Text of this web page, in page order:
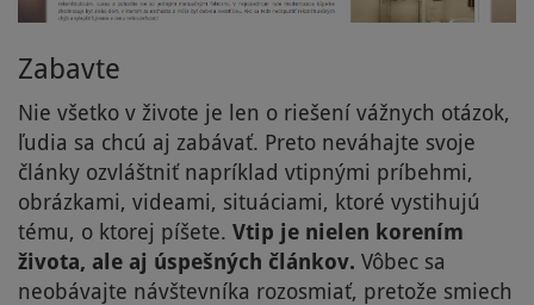
Zabavte
Nie všetko v živote je len o riešení vážnych otázok,
ľudia sa chcú aj zabávať. Preto neváhajte svoje
články ozvláštniť napríklad vtipnými príbehmi,
obrázkami, videami, situáciami, ktoré vystihujú
tému, o ktorej píšete. Vtip je nielen korením
života, ale aj úspešných článkov. Vôbec sa
neobávajte návštevníka rozosmiať, pretože smiech